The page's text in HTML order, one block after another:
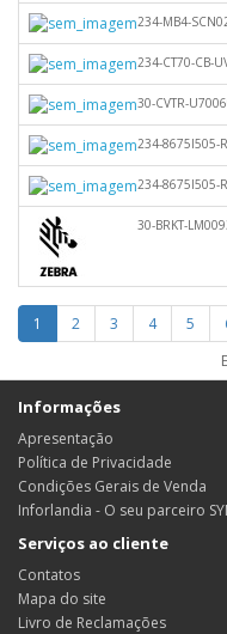
234-MB4-
234-CT70-CB-
30-CVTR-
234-8675I505-
234-8675I505-
30-BRKT-
1 2 3 4 5
Informações
Apresentação
Política de Privacidade
Condições Gerais de Venda
Inforlandia - O seu parceiro
Serviços ao cliente
Contatos
Mapa do site
Livro de Reclamações